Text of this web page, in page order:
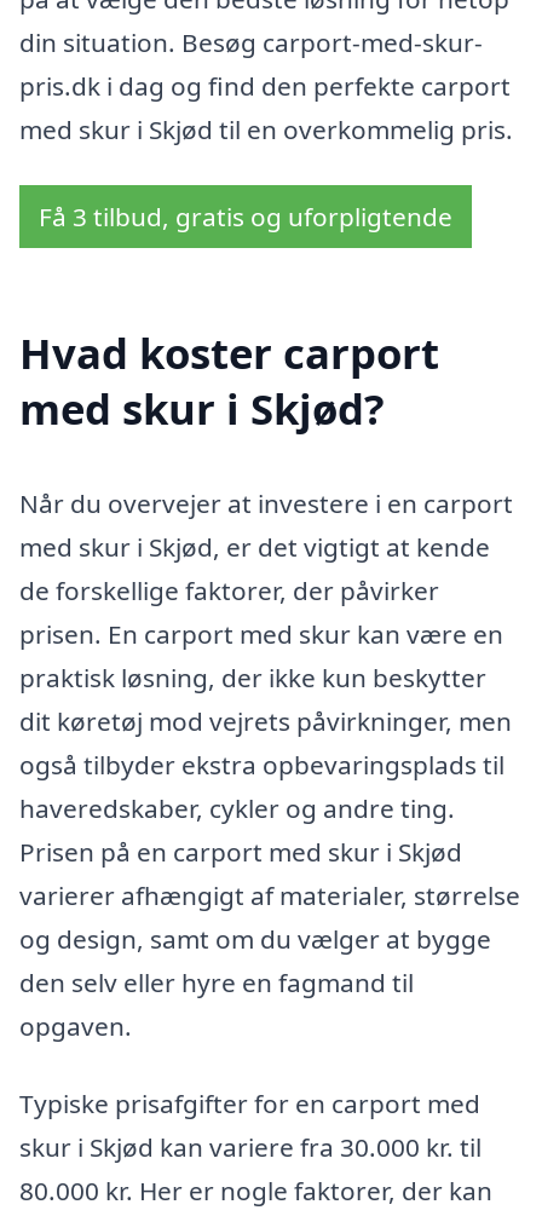
din situation. Besøg carport-med-skur-
pris.dk i dag og find den perfekte carport
med skur i Skjød til en overkommelig pris.
Få 3 tilbud, gratis og uforpligtende
Hvad koster carport
med skur i Skjød?
Når du overvejer at investere i en carport
med skur i Skjød, er det vigtigt at kende
de forskellige faktorer, der påvirker
prisen. En carport med skur kan være en
praktisk løsning, der ikke kun beskytter
dit køretøj mod vejrets påvirkninger, men
også tilbyder ekstra opbevaringsplads til
haveredskaber, cykler og andre ting.
Prisen på en carport med skur i Skjød
varierer afhængigt af materialer, størrelse
og design, samt om du vælger at bygge
den selv eller hyre en fagmand til
opgaven.
Typiske prisafgifter for en carport med
skur i Skjød kan variere fra 30.000 kr. til
80.000 kr. Her er nogle faktorer, der kan